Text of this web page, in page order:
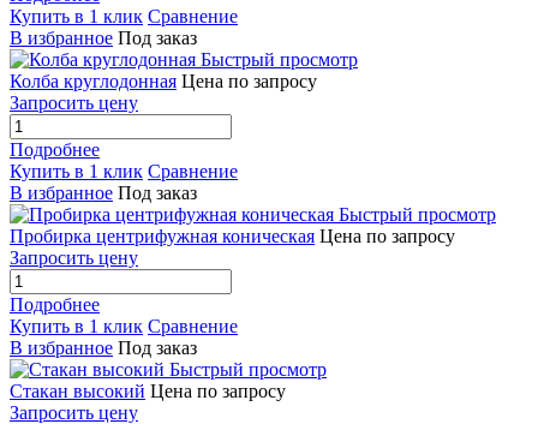
Купить в 1 клик Сравнение
В избранное Под заказ
Быстрый просмотр
Колба круглодонная Цена по запросу
Запросить цену
Подробнее
Купить в 1 клик Сравнение
В избранное Под заказ
Быстрый просмотр
Пробирка центрифужная коническая Цена по запросу
Запросить цену
Подробнее
Купить в 1 клик Сравнение
В избранное Под заказ
Быстрый просмотр
Стакан высокий Цена по запросу
Запросить цену